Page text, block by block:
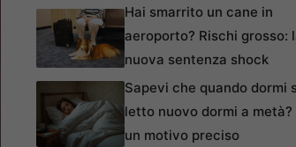
Hai smarrito un cane in
aeroporto? Rischi grosso:
nuova sentenza shock
Sapevi che quando dormi
letto nuovo dormi a metà?
un motivo preciso